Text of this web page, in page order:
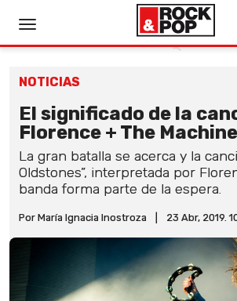
NOTICIAS
El significado de la
Florence + The
La gran batalla se acerca y la
Oldstones”, interpretada por
banda forma parte de la espera.
Por María Ignacia Inostroza 23 Abr, 2019.